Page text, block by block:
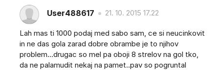
User488617 21. 10. 2015 17.22
Lah mas ti 1000 podaj med sabo sam, ce si neucinkovit
in ne das gola zarad dobre obrambe je to njihov
problem...drugac so mel pa oboji 8 strelov na gol tko,
da ne palamudit nekaj na pamet..pav so pogruntal